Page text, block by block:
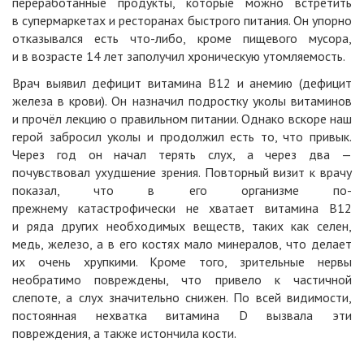
в супермаркетах и ресторанах быстрого питания. Он упорно
отказывался есть что-либо, кроме пищевого мусора,
и в возрасте 14 лет заполучил хроническую утомляемость.
Врач выявил дефицит витамина B12 и анемию (дефицит
железа в крови). Он назначил подростку уколы витаминов
и прочёл лекцию о правильном питании. Однако вскоре наш
герой забросил уколы и продолжил есть то, что привык.
Через год он начал терять слух, а через два —
почувствовал ухудшение зрения. Повторный визит к врачу
показал, что в его организме по-
прежнему катастрофически не хватает витамина B12
и ряда других необходимых веществ, таких как селен,
медь, железо, а в его костях мало минералов, что делает
их очень хрупкими. Кроме того, зрительные нервы
необратимо повреждены, что привело к частичной
слепоте, а слух значительно снижен. По всей видимости,
постоянная нехватка витамина D вызвала эти
повреждения, а также истончила кости.